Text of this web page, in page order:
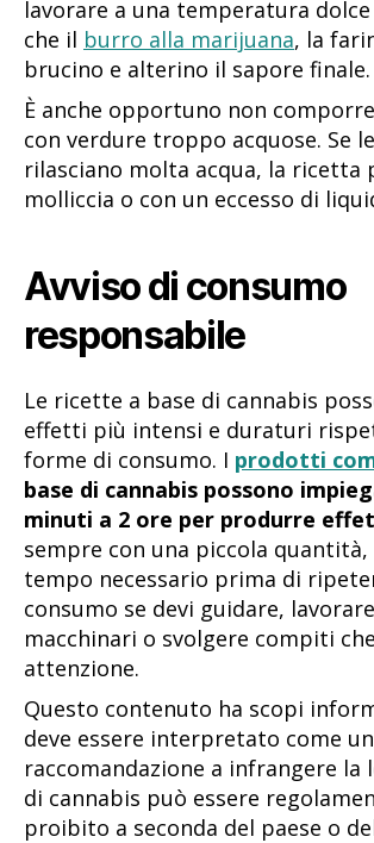
lavorare a una temperatura
che il burro alla marijuana, la
brucino e alterino il sapore finale.
È anche opportuno non
con verdure troppo acquose. Se
rilasciano molta acqua, la ricetta
molliccia o con un eccesso di
Avviso di consumo
responsabile
Le ricette a base di cannabis
effetti più intensi e duraturi
forme di consumo. I prodotti
base di cannabis possono
minuti a 2 ore per produrre
sempre con una piccola
tempo necessario prima di
consumo se devi guidare,
macchinari o svolgere compiti
attenzione.
Questo contenuto ha scopi
deve essere interpretato come
raccomandazione a infrangere la
di cannabis può essere
proibito a seconda del paese o